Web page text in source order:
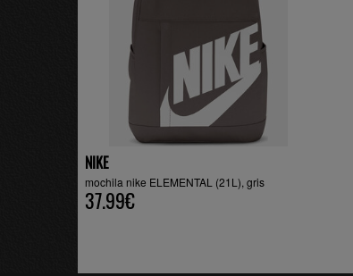
NIKE
mochila nike ELEMENTAL (21L), gris
37.99€